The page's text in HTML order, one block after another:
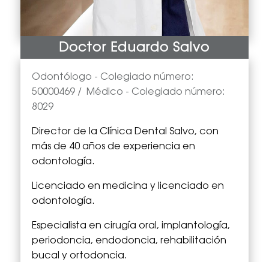
Doctor Eduardo Salvo
Odontólogo - Colegiado número:
50000469/ Médico - Colegiado número:
8029
Director de la Clínica Dental Salvo, con
más de 40 años de experiencia en
odontología.
Licenciado en medicina y licenciado en
odontología.
Especialista en cirugía oral, implantología,
periodoncia, endodoncia, rehabilitación
bucal y ortodoncia.